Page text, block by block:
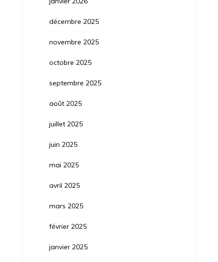
décembre 2025
novembre 2025
octobre 2025
septembre 2025
août 2025
juillet 2025
juin 2025
mai 2025
avril 2025
mars 2025
février 2025
janvier 2025